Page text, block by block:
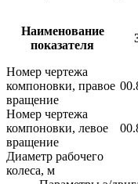
Наименование
показателя
Номер чертежа
компоновки, правое
вращение
Номер чертежа
компоновки, левое
вращение
Диаметр рабочего
колеса, м